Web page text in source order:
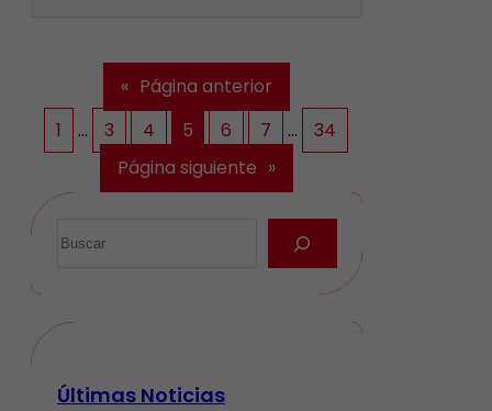
« Página anterior
1
… 3 4 5 6 7 …
34
Página siguiente »
Últimas Noticias